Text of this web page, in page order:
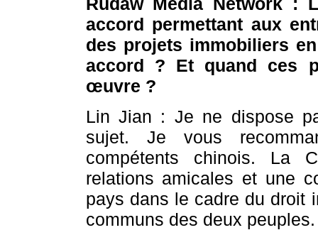
accord permettant aux
des projets immobiliers
accord ? Et quand ces
œuvre ?
Lin Jian : Je ne dispose
sujet. Je vous
compétents chinois. La
relations amicales et une
pays dans le cadre du droit
communs des deux peuples.